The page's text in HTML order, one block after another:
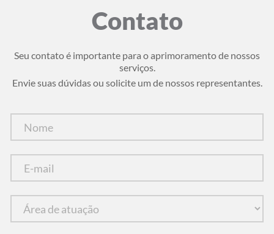
Contato
Seu contato é importante para o aprimoramento de nossos
serviços.
Envie suas dúvidas ou solicite um de nossos representantes.